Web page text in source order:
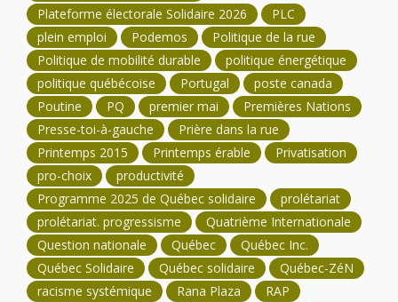
Plateforme électorale Solidaire 2026
PLC
plein emploi
Podemos
Politique de la rue
Politique de mobilité durable
politique énergétique
politique québécoise
Portugal
poste canada
Poutine
PQ premier mai
Premières Nations
Presse-toi-à-gauche
Prière dans la rue
Printemps 2015
Printemps érable
Privatisation
pro-choix
productivité
Programme 2025 de Québec solidaire
prolétariat
prolétariat. progressisme
Quatrième Internationale
Question nationale
Québec
Québec Inc.
Québec Solidaire
Québec solidaire
Québec-ZéN
racisme systémique
Rana Plaza
RAP